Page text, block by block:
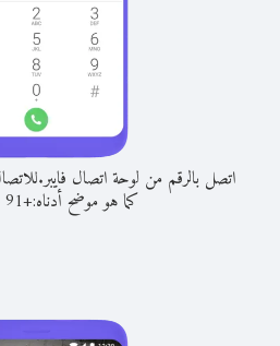
اتصل بالرقم من لوحة اتصال فايبر.
كما هو موضح أدناه:+
91